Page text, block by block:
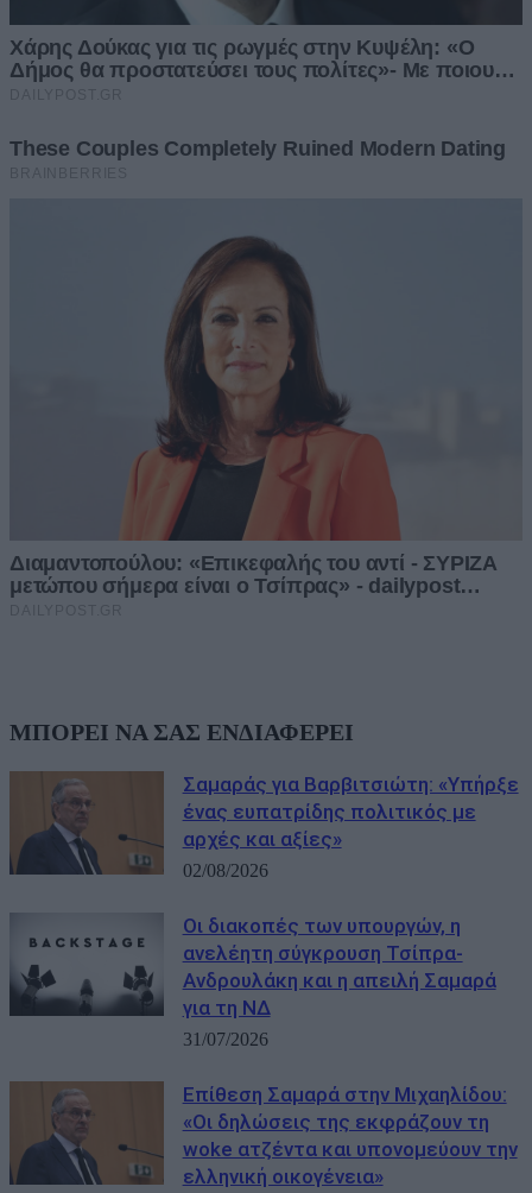
ΜΠΟΡΕΙ ΝΑ ΣΑΣ ΕΝΔΙΑΦΕΡΕΙ
Σαμαράς για Βαρβιτσιώτη: «Υπήρξε
ένας ευπατρίδης πολιτικός με
αρχές και αξίες»
02/08/2026
Οι διακοπές των υπουργών, η
ανελέητη σύγκρουση Τσίπρα-
Ανδρουλάκη και η απειλή Σαμαρά
για τη ΝΔ
31/07/2026
Eπίθεση Σαμαρά στην Μιχαηλίδου:
«Οι δηλώσεις της εκφράζουν τη
woke ατζέντα και υπονομεύουν την
ελληνική οικογένεια»